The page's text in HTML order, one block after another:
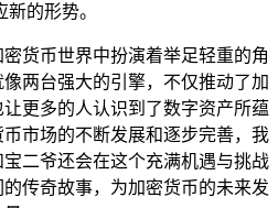
的形势。
货币世界中扮演着举足轻重的角
两台强大的引擎，不仅推动了加
更多的人认识到了数字资产所蕴
市场的不断发展和逐步完善，我
二爷还会在这个充满机遇与挑战
传奇故事，为加密货币的未来发